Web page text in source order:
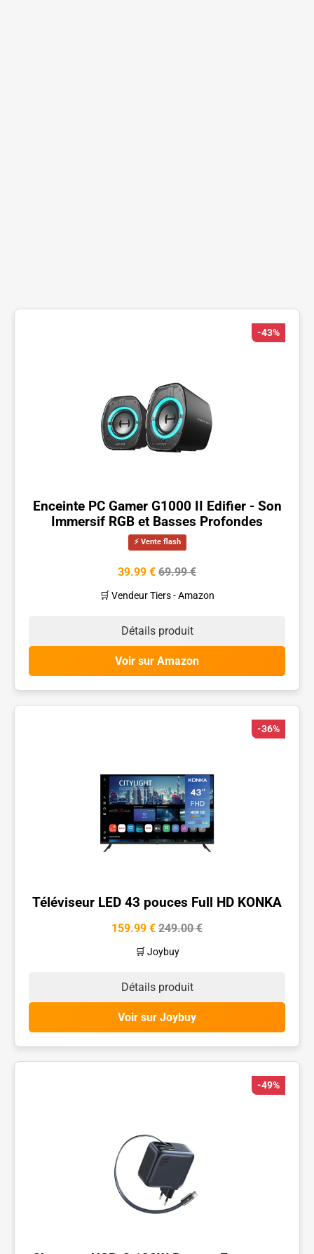
-43%
Enceinte PC Gamer G1000 II Edifier - Son
Immersif RGB et Basses Profondes
⚡ Vente flash
39.99 € 69.99 €
🛒 Vendeur Tiers - Amazon
Détails produit
Voir sur Amazon
-36%
Téléviseur LED 43 pouces Full HD KONKA
159.99 € 249.00 €
🛒 Joybuy
Détails produit
Voir sur Joybuy
-49%